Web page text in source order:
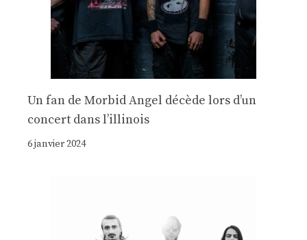
Un fan de Morbid Angel décède lors d’un
concert dans l’illinois
6 janvier 2024